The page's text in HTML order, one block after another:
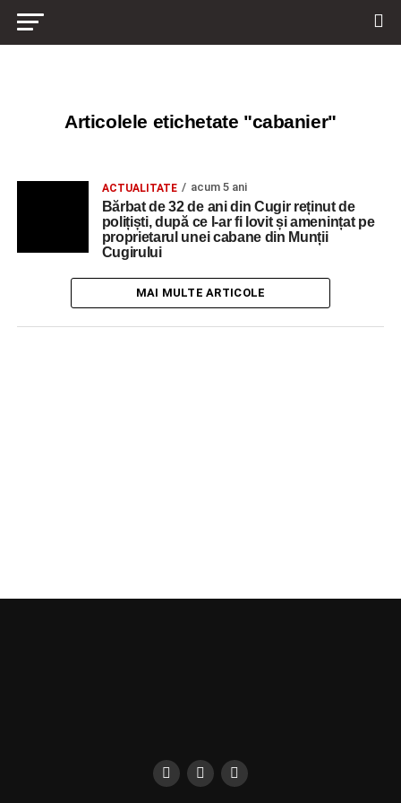
Articolele etichetate "cabanier"
ACTUALITATE acum 5 ani
Bărbat de 32 de ani din Cugir reținut de
polițiști, după ce l-ar fi lovit și amenințat pe
proprietarul unei cabane din Munții
Cugirului
MAI MULTE ARTICOLE